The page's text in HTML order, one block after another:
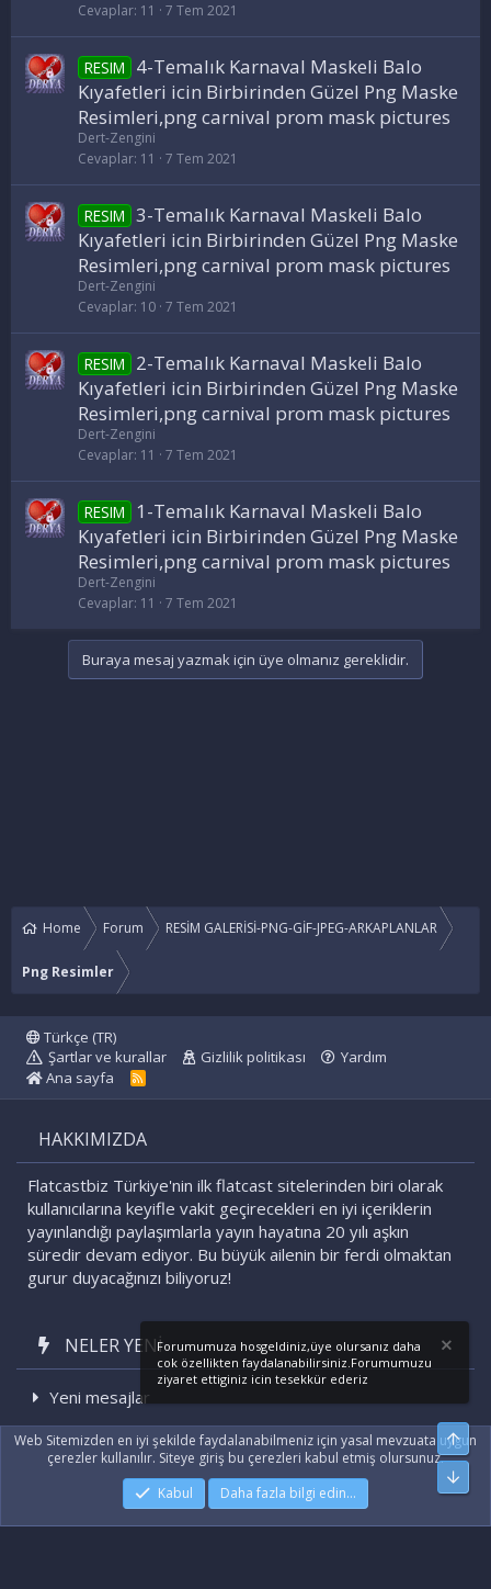
Cevaplar 11 7 Tem 2021
RESIM
4-Temalık Karnaval Maskeli Balo
Kıyafetleri icin Birbirinden Güzel Png Maske
Resimleri,png carnival prom mask pictures
Dert-Zengini
Cevaplar 11 7 Tem 2021
RESIM 3-Temalık Karnaval Maskeli Balo
Kıyafetleri icin Birbirinden Güzel Png Maske
Resimleri,png carnival prom mask pictures
Dert-Zengini
Cevaplar 10 7 Tem 2021
RESIM
2-Temalık Karnaval Maskeli Balo
Kıyafetleri icin Birbirinden Güzel Png Maske
Resimleri,png carnival prom mask pictures
Dert-Zengini
Cevaplar 11 7 Tem 2021
RESIM
1-Temalık Karnaval Maskeli Balo
Kıyafetleri icin Birbirinden Güzel Png Maske
Resimleri,png carnival prom mask pictures
Dert-Zengini
Cevaplar 11 7 Tem 2021
Buraya mesaj yazmak için üye olmanız gereklidir.
Home Forum RESİM GALERİSİ-PNG-GİF-JPEG-ARKAPLANLAR
Png Resimler
Türkçe (TR)
Şartlar ve kurallar
Gizlilik politikası
Yardım
Ana sayfa
R
HAKKIMIZDA
Flatcastbiz Türkiye'nin ilk flatcast sitelerinden biri olarak
kullanıcılarına keyifle vakit geçirecekleri en iyi içeriklerin
yayınlandığı paylaşımlarla yayın hayatına 20 yılı aşkın
süredir devam ediyor. Bu büyük ailenin bir ferdi olmaktan
gurur duyacağınızı biliyoruz!
NELER YENI
Yeni mesajlar
Son etkinlikler
© by ©XenTR Xenforo Theme© by ©XenTR
Forumumuza hosgeldiniz,üye olursanız daha
cok özellikten faydalanabilirsiniz.Forumumuzu
ziyaret ettiginiz icin tesekkür ederiz
Web Sitemizden en iyi şekilde faydalanabilmeniz için yasal mevzuata uygun
çerezler kullanılır. Siteye giriş bu çerezleri kabul etmiş olursunuz.
Kabul
Daha fazla bilgi edin…
Üst
Alt